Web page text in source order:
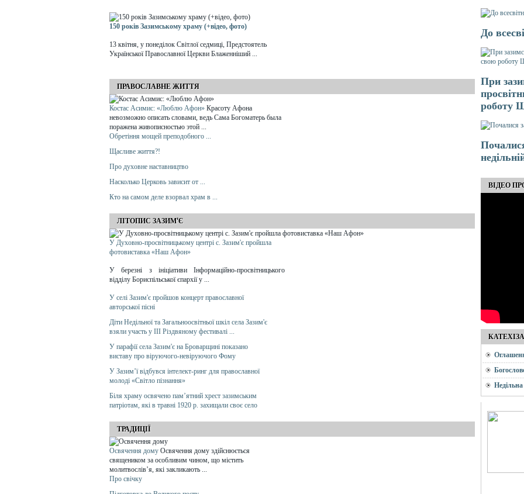
150 років Зазимському храму (+відео, фото)
13 квітня, у понеділок Світлої седмиці, Предстоятель
Української Православної Церкви Блаженніший ...
ПРАВОСЛАВНЕ ЖИТТЯ
Костас Асимис: «Люблю Афон» Красоту Афона
невозможно описать словами, ведь Сама Богоматерь была
поражена живописностью этой ...
Обретіння мощей преподобного ...
Щасливе життя?!
Про духовне наставництво
Насколько Церковь зависит от ...
Кто на самом деле взорвал храм в ...
ЛІТОПИС ЗАЗИМ'Є
У Духовно-просвітницькому центрі с. Зазим'є пройшла
фотовиставка «Наш Афон»
У березні з ініціативи Інформаційно-просвітницького
відділу Бориспільської єпархії у ...
У селі Зазим'є пройшов концерт православної
авторської пісні
Діти Недільної та Загальноосвітньої шкіл села Зазим'є
взяли участь у ІІІ Різдвяному фестивалі ...
У парафії села Зазим'є на Броварщині показано
виставу про віруючого-невіруючого Фому
У Зазим’ї відбувся інтелект-ринг для православної
молоді «Світло пізнання»
Біля храму освячено пам’ятний хрест зазимським
патріотам, які в травні 1920 р. захищали своє село
ТРАДИЦІЇ
Освячення дому Освячення дому здійснюється
священиком за особливим чином, що містить
молитвослів’я, які закликають ...
Про свічку
До
При
роботу
ВІДЕО